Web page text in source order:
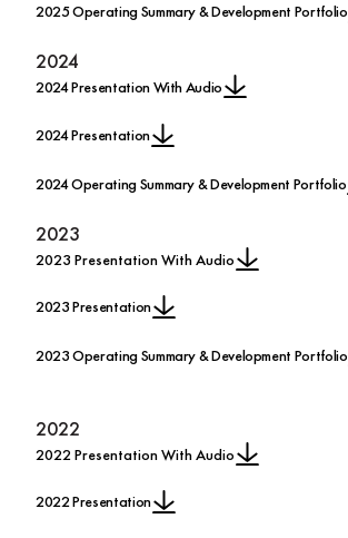
2025 Operating Summary & Development Portfolio
2024
2024 Presentation With Audio
2024 Presentation
2024 Operating Summary & Development Portfolio
2023
2023 Presentation With Audio
2023 Presentation
2023 Operating Summary & Development Portfolio
2022
2022 Presentation With Audio
2022 Presentation